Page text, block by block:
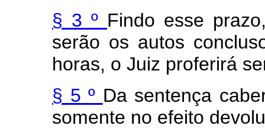
§ 3 º Findo esse
serão os autos
horas, o Juiz proferirá
§ 5 º Da sentença
somente no efeito